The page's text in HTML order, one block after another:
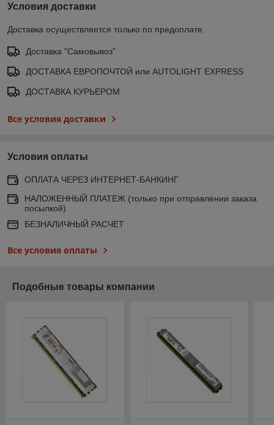
Условия доставки
Доставка осуществляется только по предоплате.
Доставка "Самовывоз"
ДОСТАВКА ЕВРОПОЧТОЙ или AUTOLIGHT EXPRESS
ДОСТАВКА КУРЬЕРОМ
Все условия доставки
Условия оплаты
ОПЛАТА ЧЕРЕЗ ИНТЕРНЕТ-БАНКИНГ
НАЛОЖЕННЫЙ ПЛАТЕЖ (только при отправлении заказа
посылкой)
БЕЗНАЛИЧНЫЙ РАСЧЕТ
Все условия оплаты
Подобные товары компании